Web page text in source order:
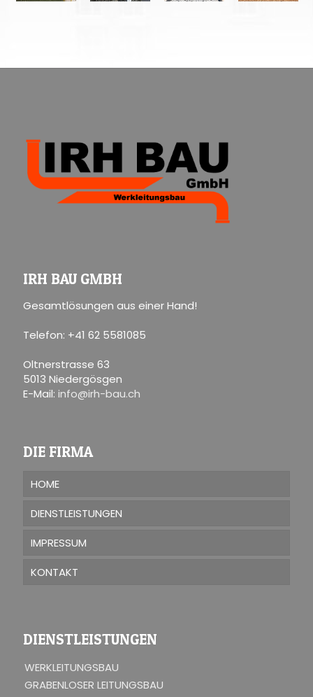
IRH BAU GMBH
Gesamtlösungen aus einer Hand!
Telefon: +41 62 5581085
Oltnerstrasse 63
5013 Niedergösgen
E-Mail: info@irh-bau.ch
DIE FIRMA
HOME
DIENSTLEISTUNGEN
IMPRESSUM
KONTAKT
DIENSTLEISTUNGEN
WERKLEITUNGSBAU
GRABENLOSER LEITUNGSBAU